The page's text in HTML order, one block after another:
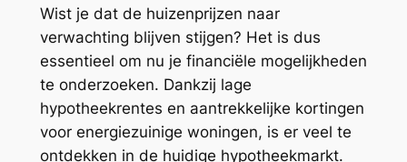
Wist je dat de huizenprijzen naar
verwachting blijven stijgen? Het is dus
essentieel om nu je financiële mogelijkheden
te onderzoeken. Dankzij lage
hypotheekrentes en aantrekkelijke kortingen
voor energiezuinige woningen, is er veel te
ontdekken in de huidige hypotheekmarkt.